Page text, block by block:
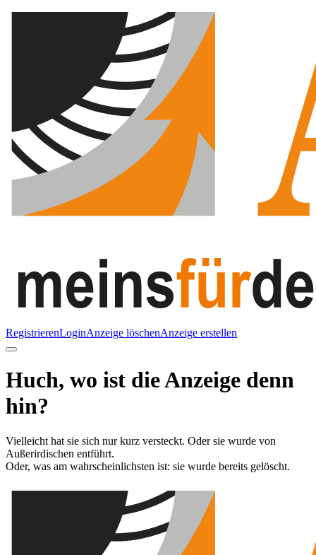
RegistrierenLoginAnzeige löschenAnzeige erstellen
Huch, wo ist die Anzeige denn
hin?
Vielleicht hat sie sich nur kurz versteckt. Oder sie wurde von
Außerirdischen entführt.
Oder, was am wahrscheinlichsten ist: sie wurde bereits gelöscht.